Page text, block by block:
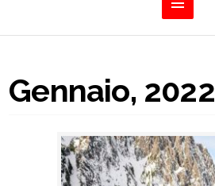
Gennaio, 2022